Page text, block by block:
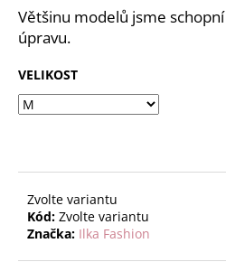
z
5
hvězdiček.
Většinu modelů jsme
úpravu.
VELIKOST
Zvolte variantu
Kód: Zvolte variantu
Značka: Ilka Fashion
u
j
m
e